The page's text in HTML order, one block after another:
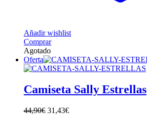
Añadir wishlist
ComprarEste
tiene
múltiples
opciones
pueden
Agotado
Oferta
Camiseta Sally Estrellas
44,90€ 31,43€